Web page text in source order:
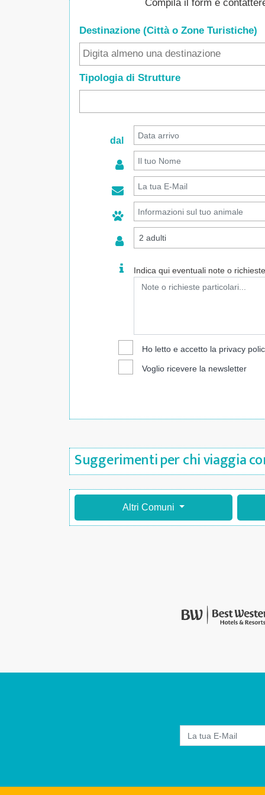
Compila il form e
Destinazione (Città o Zone Turistiche)
Tipologia di Strutture
dal
Indica qui eventuali note o
Ho letto e accetto la privacy
Voglio ricevere la newsletter
Suggerimenti per chi viaggia
Altri Comuni